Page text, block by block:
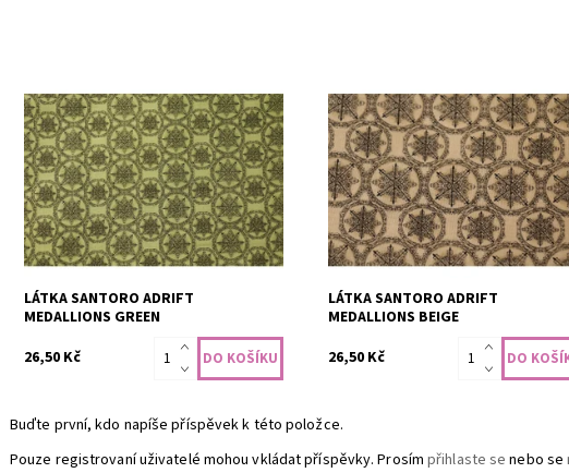
100% bavlna, šíře 110 cm
Dostupnost:
Skladem
Kód:
CODE-1377
Značka:
QT Fabrics
LÁTKA SANTORO ADRIFT
MEDALLIONS GREEN
26,50 Kč
100% bavlna, šíře 110 cm
Dostupnost:
Skladem
Kód:
CODE-1379
Značka:
QT Fabrics
LÁTKA SANTORO ADRIFT
MEDALLIONS BEIGE
26,50 Kč
Buďte první, kdo napíše příspěvek k této položce.
Pouze registrovaní uživatelé mohou vkládat příspěvky. Prosímpřihlaste se nebo se